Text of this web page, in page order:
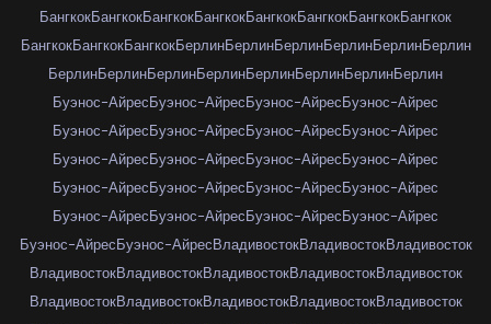
БангкокБангкокБангкокБангкокБангкокБангкокБангкокБангкок
БангкокБангкокБангкокБерлинБерлинБерлинБерлинБерлинБерлин
БерлинБерлинБерлинБерлинБерлинБерлинБерлинБерлин
Буэнос-АйресБуэнос-АйресБуэнос-АйресБуэнос-Айрес
Буэнос-АйресБуэнос-АйресБуэнос-АйресБуэнос-Айрес
Буэнос-АйресБуэнос-АйресБуэнос-АйресБуэнос-Айрес
Буэнос-АйресБуэнос-АйресБуэнос-АйресБуэнос-Айрес
Буэнос-АйресБуэнос-АйресБуэнос-АйресБуэнос-Айрес
Буэнос-АйресБуэнос-АйресВладивостокВладивостокВладивосток
ВладивостокВладивостокВладивостокВладивостокВладивосток
ВладивостокВладивостокВладивостокВладивостокВладивосток